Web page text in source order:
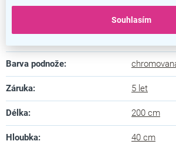
Souhlasím
Lavice do
Barva podnože:
Záruka: 5 let
Délka: 200 cm
Hloubka: 40 cm